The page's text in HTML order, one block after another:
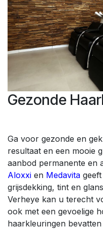
Gezonde
Ga voor gezonde en
resultaat en een mooie
aanbod permanente en
Aloxxi en Medavita
grijsdekking, tint en
Verheye kan u terecht
ook met een gevoelige
haarkleuringen